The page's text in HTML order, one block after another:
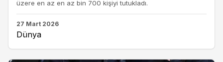
üzere en az en az bin 700 kişiyi tutukladı.
27 Mart 2026
Dünya